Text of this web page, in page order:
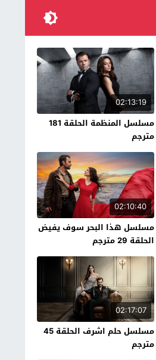
02:13:19
مسلسل المنظمة الحلقة 181
مترجم
02:10:40
مسلسل هذا البحر سوف يفيض
الحلقة 29 مترجم
02:17:07
مسلسل حلم اشرف الحلقة 45
مترجم